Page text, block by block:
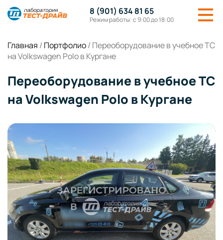
8 (901) 634 81 65
Режим работы: с 9:00 до 18:00
Главная / Портфолио/ Переоборудование в учебное ТС
на Volkswagen Polo в Кургане
Переоборудование в учебное ТС
на Volkswagen Polo в Кургане